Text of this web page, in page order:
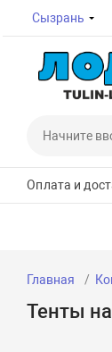
Сызрань
Оплата и
Главная
Тенты